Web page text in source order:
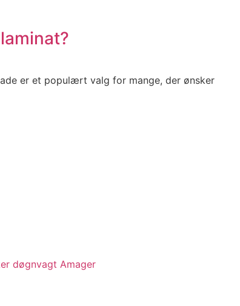
er et populært valg for mange, der ønsker